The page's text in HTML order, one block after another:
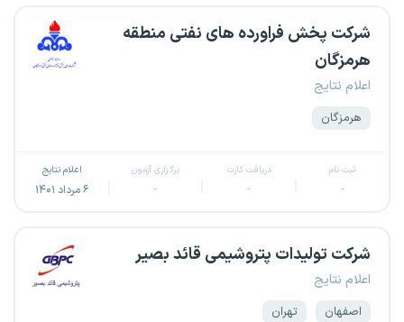
شرکت پخش فراورده های نفتی منطقه
هرمزگان
اعلام نتایج
هرمزگان
ثبت نام
-
دریافت کارت
-
برگزاری آزمون
-
اعلام نتایج
۶ مرداد ۱۴۰۱
شرکت تولیدات پتروشیمی قائد بصیر
اعلام نتایج
اصفهان تهران